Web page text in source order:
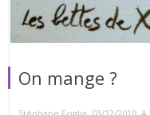
On mange ?